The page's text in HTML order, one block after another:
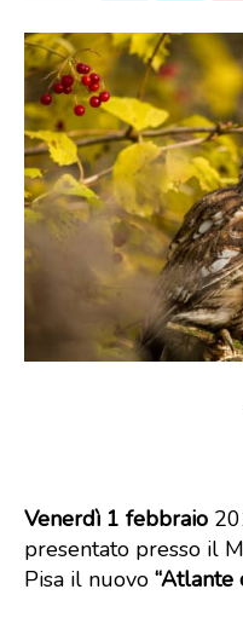
Venerdì 1 febbraio
presentato presso il
Pisa il nuovo “Atlante